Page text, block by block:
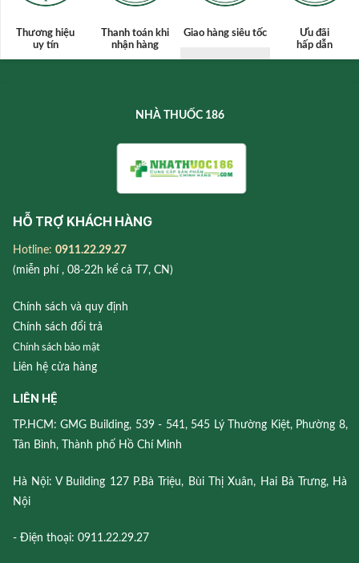
Thương hiệu
uy tín
Thanh toán khi
nhận hàng
Giao hàng siêu tốc
Ưu đãi
hấp dẫn
NHÀ THUỐC 186
HỖ TRỢ KHÁCH HÀNG
Hotline: 0911.22.29.27
(miễn phí , 08-22h kể cả T7, CN)
Chính sách và quy định
Chính sách đổi trả
Chính sách bảo mật
Liên hệ cửa hàng
LIÊN HỆ
TP.HCM: GMG Building, 539 - 541, 545 Lý Thường Kiệt, Phường 8,
Tân Bình, Thành phố Hồ Chí Minh
Hà Nội: V Building 127 P.Bà Triệu, Bùi Thị Xuân, Hai Bà Trưng, Hà
Nội
- Điện thoại: 0911.22.29.27